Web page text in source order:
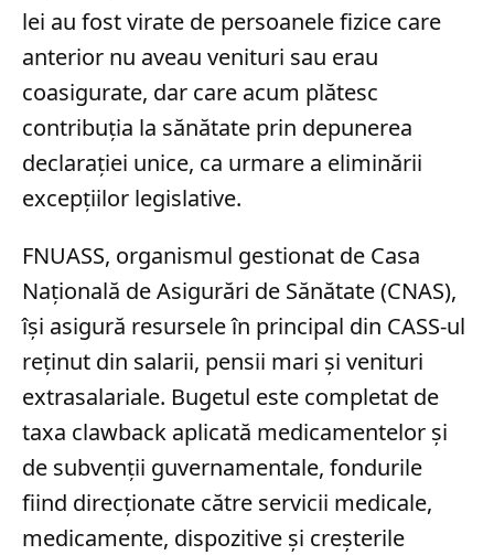
lei au fost virate de persoanele fizice care
anterior nu aveau venituri sau erau
coasigurate, dar care acum plătesc
contribuția la sănătate prin depunerea
declarației unice, ca urmare a eliminării
excepțiilor legislative.
FNUASS, organismul gestionat de Casa
Națională de Asigurări de Sănătate (CNAS),
își asigură resursele în principal din CASS-ul
reținut din salarii, pensii mari și venituri
extrasalariale. Bugetul este completat de
taxa clawback aplicată medicamentelor și
de subvenții guvernamentale, fondurile
fiind direcționate către servicii medicale,
medicamente, dispozitive și creșterile